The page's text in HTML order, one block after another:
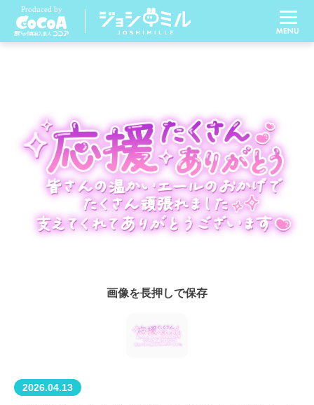
画像を長押しで保存
2026.04.13